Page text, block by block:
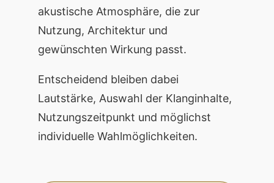
akustische Atmosphäre, die zur
Nutzung, Architektur und
gewünschten Wirkung passt.
Entscheidend bleiben dabei
Lautstärke, Auswahl der Klanginhalte,
Nutzungszeitpunkt und möglichst
individuelle Wahlmöglichkeiten.